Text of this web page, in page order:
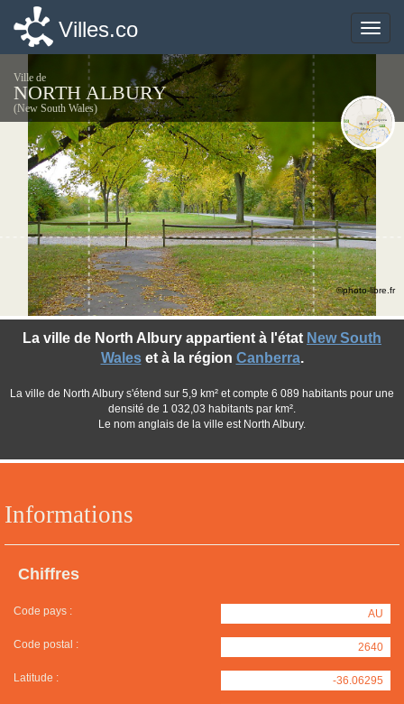
Toggle
Villes.co
Ville de
NORTH ALBURY
(New South Wales)
Informations
Chiffres
Code pays : AU
Code postal : 2640
Latitude : -36.06295
La ville de North Albury appartient à l'état New South
Waleset à la région Canberra.
La ville de North Albury s'étend sur 5,9 km² et compte 6 089 habitants pour une
densité de 1 032,03 habitants par km².
Le nom anglais de la ville est North Albury.
©photo-libre.fr
Toggle
Villes.co